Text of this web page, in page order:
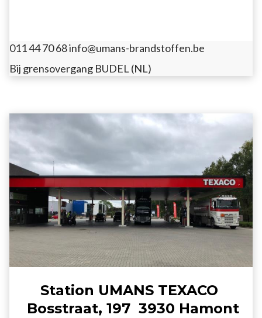
011 44 70 68info@umans-brandstoffen.be
Bij grensovergang BUDEL (NL)
Station UMANS TEXACO
Bosstraat, 197 3930 Hamont